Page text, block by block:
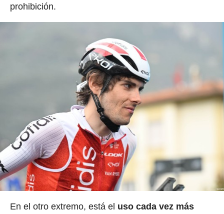
prohibición.
En el otro extremo, está el uso cada vez más